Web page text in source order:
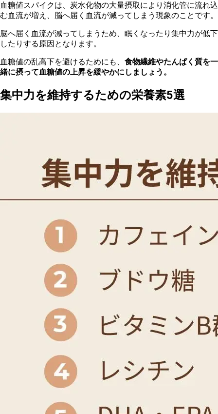
血糖値スパイクは、炭水化物の大量摂取により消化管に流れ込
む血流が増え、脳へ届く血流が減ってしまう現象のことです。
脳へ届く血流が減ってしまうため、眠くなったり集中力が低下
したりする原因となります。
血糖値の乱高下を避けるためにも、 食物繊維やたんぱく質を一
緒に摂って血糖値の上昇を緩やかにしましょう。
集中力を維持するための栄養素5選